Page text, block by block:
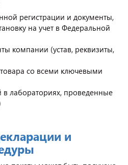
регистрации и документы,
на учет в Федеральной
компании (устав, реквизиты,
со всеми ключевыми
лабораториях, проведенные
и